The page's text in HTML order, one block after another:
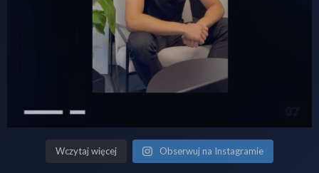
Wczytaj więcej Obserwuj na Instagramie